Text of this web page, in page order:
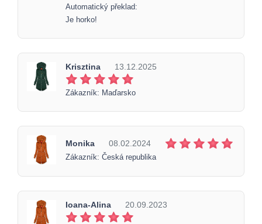
Automatický překlad:
Je horko!
Krisztina 13.12.2025
Zákazník: Maďarsko
Monika 08.02.2024
Zákazník: Česká republika
Ioana-Alina 20.09.2023